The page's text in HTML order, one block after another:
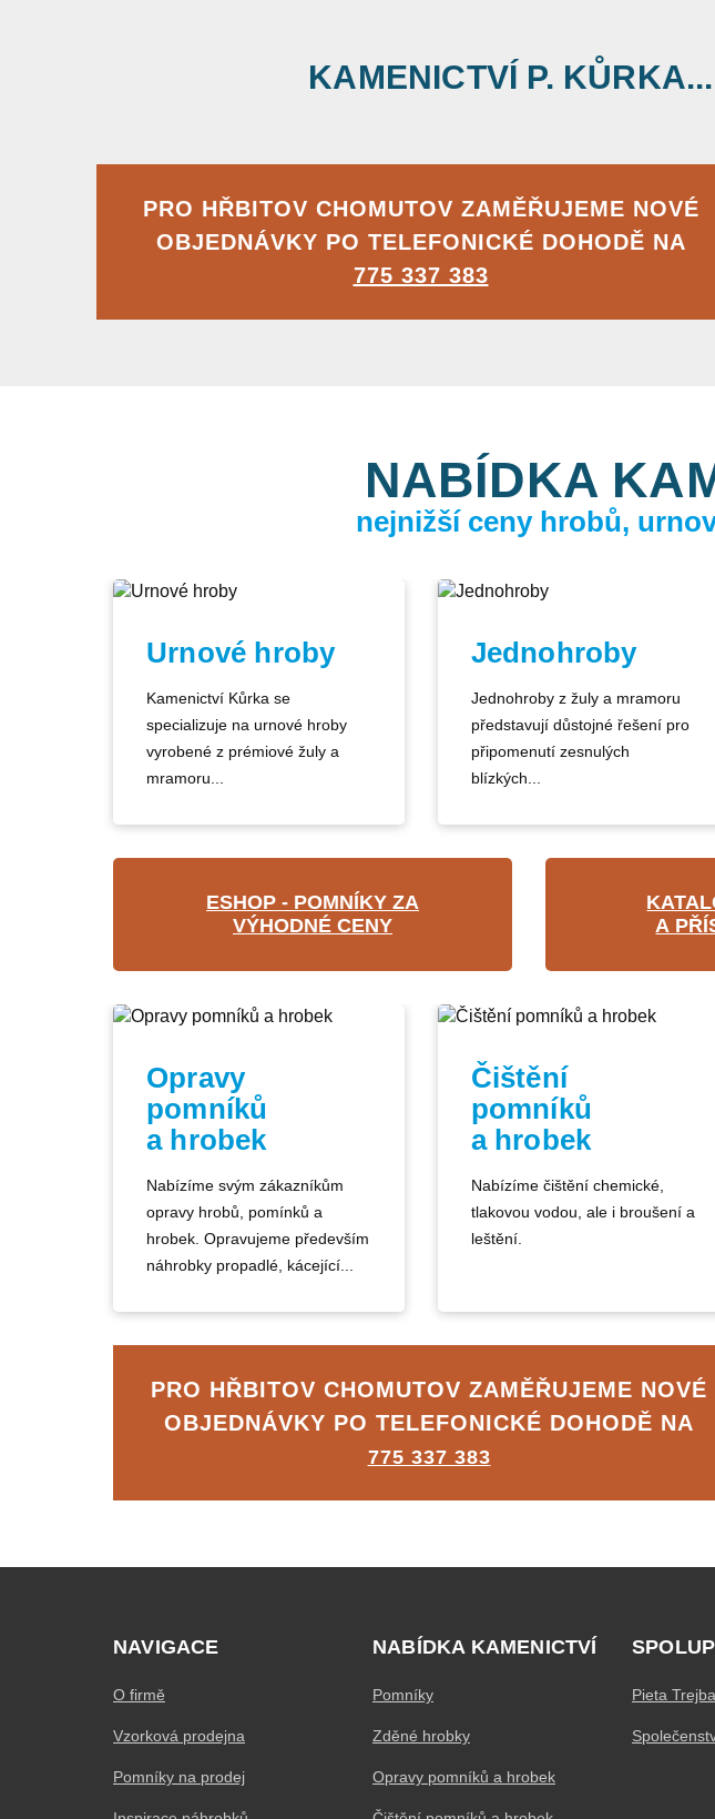
KAMENICTVÍ P.
PRO HŘBITOV CHOMUTOV ZAMĚŘUJEME NOVÉ
OBJEDNÁVKY PO TELEFONICKÉ DOHODĚ NA
775 337 383
NABÍDKA
nejnižší ceny hrobů,
Urnové hroby
Kamenictví Kůrka se
specializuje na urnové hroby
vyrobené z prémiové žuly a
mramoru...
Jednohroby
Jednohroby z žuly a mramoru
představují důstojné řešení pro
připomenutí zesnulých
blízkých...
ESHOP - POMNÍKY ZA
VÝHODNÉ CENY
A
Opravy
pomníků
a hrobek
Nabízíme svým zákazníkům
opravy hrobů, pomínků a
hrobek. Opravujeme především
náhrobky propadlé, kácející...
Čištění
pomníků
a hrobek
Nabízíme čištění chemické,
tlakovou vodou, ale i broušení a
leštění.
PRO HŘBITOV CHOMUTOV ZAMĚŘUJEME NOVÉ
OBJEDNÁVKY PO TELEFONICKÉ DOHODĚ NA
775 337 383
NAVIGACE
O firmě
Vzorková prodejna
Pomníky na prodej
NABÍDKA KAMENICTVÍ
Pomníky
Zděné hrobky
Opravy pomníků a hrobek
Pieta